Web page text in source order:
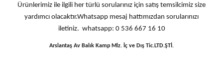
Ürünlerimiz ile ilgili her türlü sorularınız için satış temsilcimiz size
yardımcı olacaktır.Whatsapp mesaj hattımızdan sorularınızı
iletiniz. whatsapp: 0 536 667 16 10
Arslantaş Av Balık Kamp Mlz. İç ve Dış Tic.LTD.ŞTİ.